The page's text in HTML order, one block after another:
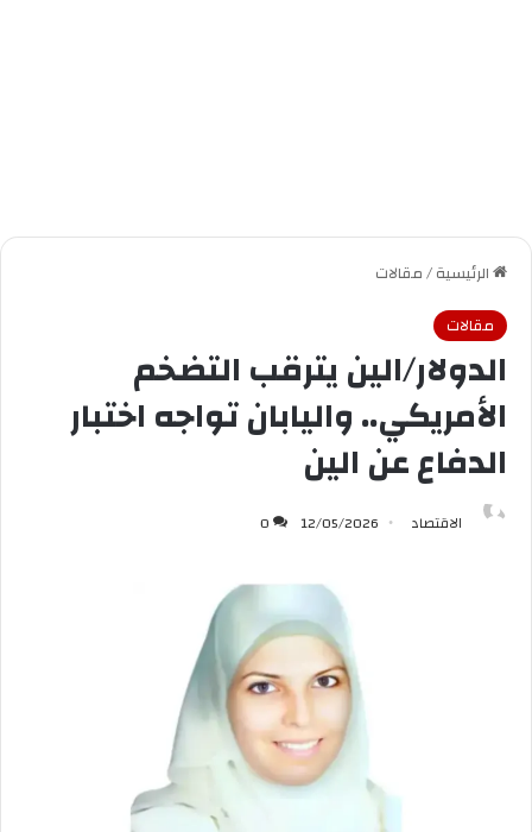
الرئيسية/مقالات
مقالات
الدولار/الين يترقب التضخم
الأمريكي.. واليابان تواجه اختبار
الدفاع عن الين
الاقتصاد 12/05/2026
0